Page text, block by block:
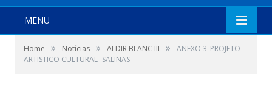
MENU
Home » Notícias » ALDIR BLANC III »
ANEXO 3_PROJETO
ARTISTICO CULTURAL- SALINAS